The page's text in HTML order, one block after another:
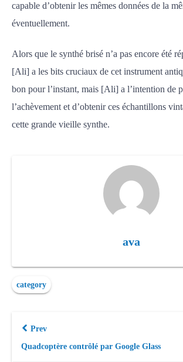
capable d’obtenir les mêmes données de la
éventuellement.
Alors que le synthé brisé n’a pas encore été
[Ali] a les bits cruciaux de cet instrument
bon pour l’instant, mais [Ali] a l’intention de
l’achèvement et d’obtenir ces échantillons
cette grande vieille synthe.
ava
category
Prev
Quadcoptère contrôlé par Google Glass